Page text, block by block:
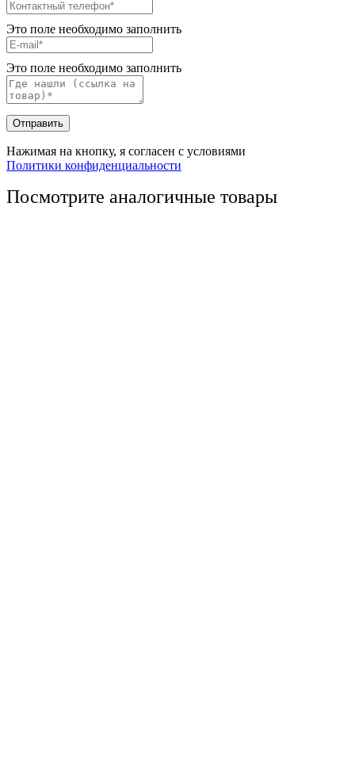
Это поле необходимо заполнить
Это поле необходимо заполнить
Отправить
Нажимая на кнопку, я согласен с условиями
Политики конфиденциальности
Посмотрите аналогичные товары